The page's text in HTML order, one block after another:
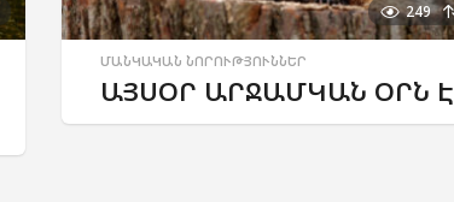
249
ՄԱՆԿԱԿԱՆ ՆՈՐՈՒԹՅՈՒՆՆԵՐ
ԱՅՍՕՐ ԱՐՋԱՄԿԱՆ ՕՐՆ Է